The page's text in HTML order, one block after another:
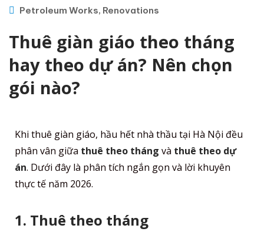
Petroleum Works, Renovations
Thuê giàn giáo theo tháng
hay theo dự án? Nên chọn
gói nào?
Khi thuê giàn giáo, hầu hết nhà thầu tại Hà Nội đều
phân vân giữa thuê theo tháng và thuê theo dự
án. Dưới đây là phân tích ngắn gọn và lời khuyên
thực tế năm 2026.
1. Thuê theo tháng